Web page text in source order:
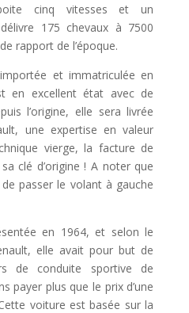
cinq vitesses et un
175 chevaux à 7500
rapport de l’époque.
et immatriculée en
en excellent état avec de
l’origine, elle sera livrée
une expertise en valeur
vierge, la facture de
clé d’origine ! A noter que
passer le volant à gauche
en 1964, et selon le
elle avait pour but de
de conduite sportive de
payer plus que le prix d’une
voiture est basée sur la